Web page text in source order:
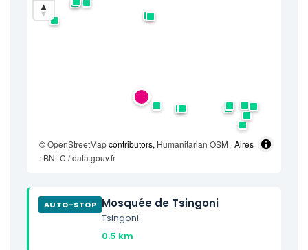
©OpenStreetMapcontributors, Humanitarian OSM · Aires
: BNLC / data.gouv.fr
AUTO-STOP Mosquée de Tsingoni
Tsingoni
0.5 km